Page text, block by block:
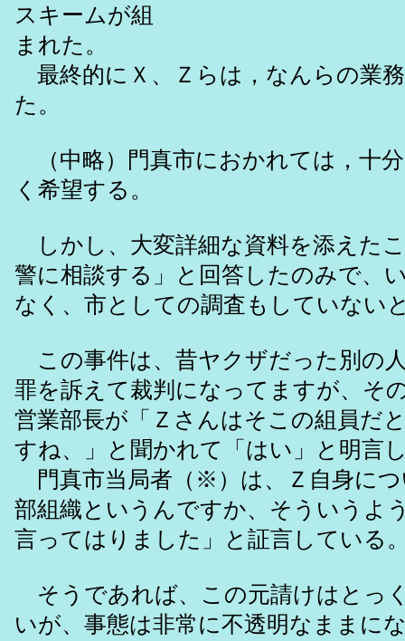
スキームが組
まれた。
最終的にＸ、Ｚらは，なんらの業
た。
（中略）門真市におかれては，十
く希望する。
しかし、大変詳細な資料を添えた
警に相談する」と回答したのみで、
なく、市としての調査もしていない
この事件は、昔ヤクザだった別の
罪を訴えて裁判になってますが、そ
営業部長が「Ｚさんはそこの組員だ
すね、」と聞かれて「はい」と明言
門真市当局者（※）は、Ｚ自身に
部組織というんですか、そういうよ
言ってはりました」と証言している
そうであれば、この元請けはとっ
いが、事態は非常に不透明なままに